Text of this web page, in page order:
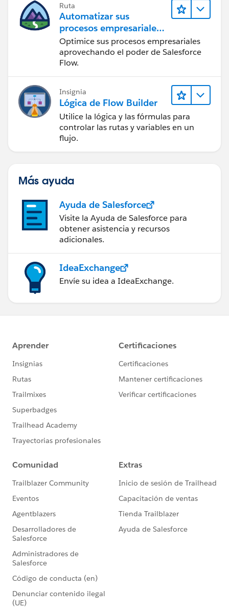
Ruta
Automatizar sus
procesos empresariales
con Salesforce Flow
Optimice sus procesos empresariales
aprovechando el poder de Salesforce
Flow.
Insignia
Lógica de Flow Builder
Utilice la lógica y las fórmulas para
controlar las rutas y variables en un
flujo.
Más ayuda
Ayuda de Salesforce
Visite la Ayuda de Salesforce para
obtener asistencia y recursos
adicionales.
IdeaExchange
Envíe su idea a IdeaExchange.